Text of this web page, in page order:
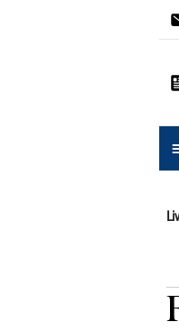
Il